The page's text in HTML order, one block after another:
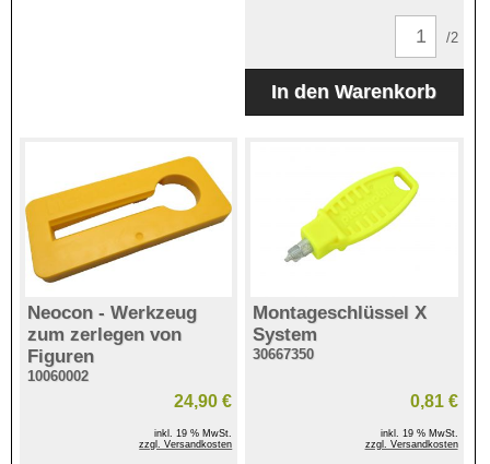
/2
Neocon - Werkzeug
zum zerlegen von
Figuren
10060002
24,90 €
inkl. 19 % MwSt.
zzgl. Versandkosten
Montageschlüssel X
System
30667350
0,81 €
inkl. 19 % MwSt.
zzgl. Versandkosten